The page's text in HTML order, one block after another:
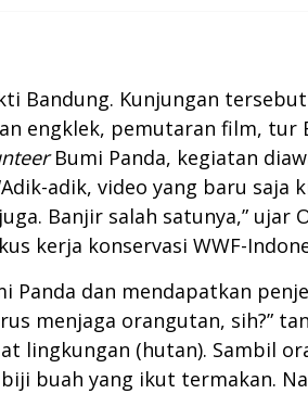
Bandung. Kunjungan
engklek, pemutaran film, tur
Bumi Panda, kegiatan
adik, video yang baru saja
Banjir salah satunya,” ujar
kerja konservasi WWF-
Panda dan mendapatkan
menjaga orangutan, sih?”
lingkungan (hutan). Sambil
buah yang ikut termakan.